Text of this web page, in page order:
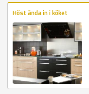
Höst ända in i köket